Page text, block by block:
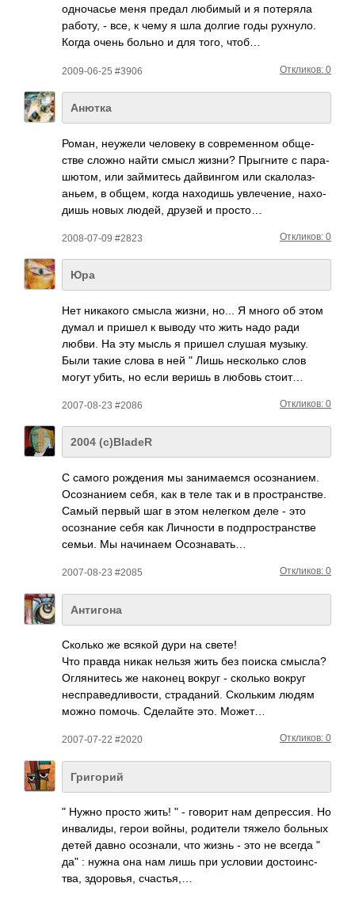
одно­часье меня предал любимый и я поте­ряла
работу, - все, к чему я шла долгие годы рухн­уло.
Когда очень больно и для того, чтоб…
2009-06-25 #3906 Откликов: 0
Анютка
Роман, неужели чело­веку в совр­емен­ном обще­
стве сложно найти смысл жизни? Прыг­ните с пара­
шютом, или займ­итесь дайв­ингом или скал­олаз­
аньем, в общем, когда нахо­дишь увле­чение, нахо­
дишь новых людей, друзей и просто…
2008-07-09 #2823 Откликов: 0
Юра
Нет ника­кого смысла жизни, но... Я много об этом
думал и пришел к выводу что жить надо ради
любви. На эту мысль я пришел слушая музыку.
Были такие слова в ней " Лишь неск­олько слов
могут убить, но если веришь в любовь стоит…
2007-08-23 #2086 Откликов: 0
2004 (с)BladeR
С самого рожд­ения мы зани­маемся осоз­нани­ем.
Осоз­нанием себя, как в теле так и в прос­тран­стве.
Самый первый шаг в этом неле­гком деле - это
осоз­нание себя как Личн­ости в подп­рост­ранс­тве
семьи. Мы начи­наем Осоз­навать…
2007-08-23 #2085 Откликов: 0
Антигона
Сколько же всякой дури на свете!
Что правда никак нельзя жить без поиска смысла?
Огля­нитесь же наконец вокруг - сколько вокруг
несп­раве­длив­ости, стра­даний. Скол­ьким людям
можно помочь. Сдел­айте это. Может…
2007-07-22 #2020 Откликов: 0
Григорий
" Нужно просто жить! " - говорит нам депр­ессия. Но
инва­лиды, герои войны, роди­тели тяжело больных
детей давно осоз­нали, что жизнь - это не всегда "
да" : нужна она нам лишь при условии дост­оинс­
тва, здор­овья, счас­тья,…